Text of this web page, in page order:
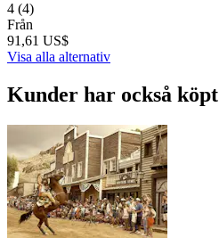
4 (4)
Från
91,61 US$
Visa alla alternativ
Kunder har också köpt